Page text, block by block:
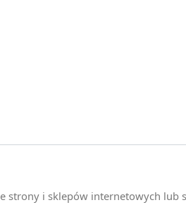
strony i sklepów internetowych lub